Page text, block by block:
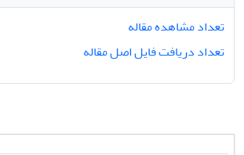
تعداد مشاهده مقاله
تعداد دریافت فایل اصل مقاله